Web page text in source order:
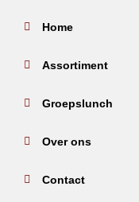
Home
Assortiment
Groepslunch
Over ons
Contact